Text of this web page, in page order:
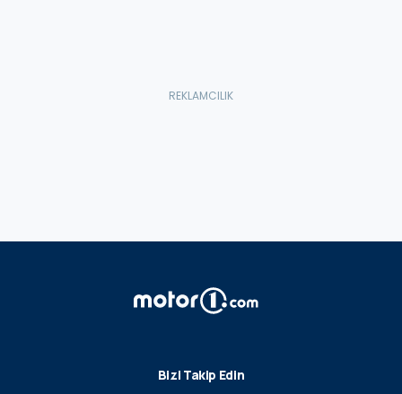
Bizi Takip Edin